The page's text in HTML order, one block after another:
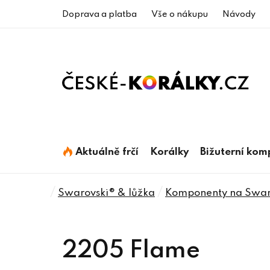
Doprava a platba Vše o nákupu Návody
Aktuálně frčí Korálky Bižuterní
Domů
Swarovski® & lůžka Komponenty na
2205 Flame